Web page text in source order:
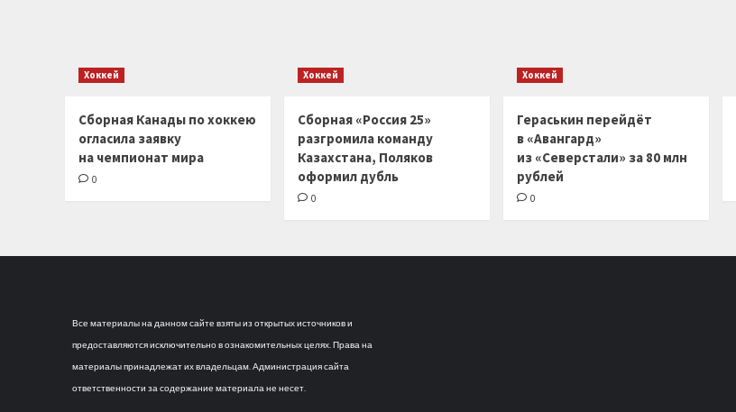
Хоккей
Сборная Канады по хоккею
огласила заявку
на чемпионат мира
0
Хоккей
Сборная «Россия 25»
разгромила команду
Казахстана, Поляков
оформил дубль
0
Хоккей
Гераськин перейдёт
в «Авангард»
из «Северстали» за 80 млн
рублей
0
Все материалы на данном сайте взяты из открытых источников и
предоставляются исключительно в ознакомительных целях. Права на
материалы принадлежат их владельцам. Администрация сайта
ответственности за содержание материала не несет.